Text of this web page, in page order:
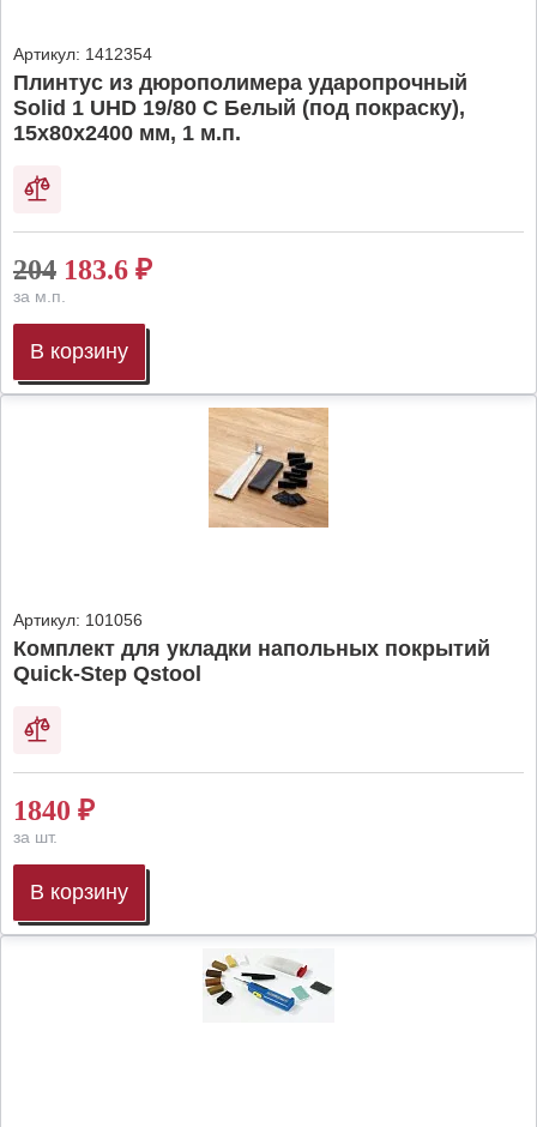
Артикул: 1412354
Плинтус из дюрополимера ударопрочный
Solid 1 UHD 19/80 C Белый (под покраску),
15х80х2400 мм, 1 м.п.
204 183.6 ₽
за м.п.
В корзину
Артикул: 101056
Комплект для укладки напольных покрытий
Quick-Step Qstool
1840 ₽
за шт.
В корзину